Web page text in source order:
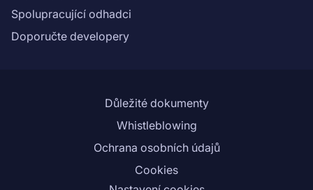
Spolupracující odhadci
Doporučte developery
Důležité dokumenty
Whistleblowing
Ochrana osobních údajů
Cookies